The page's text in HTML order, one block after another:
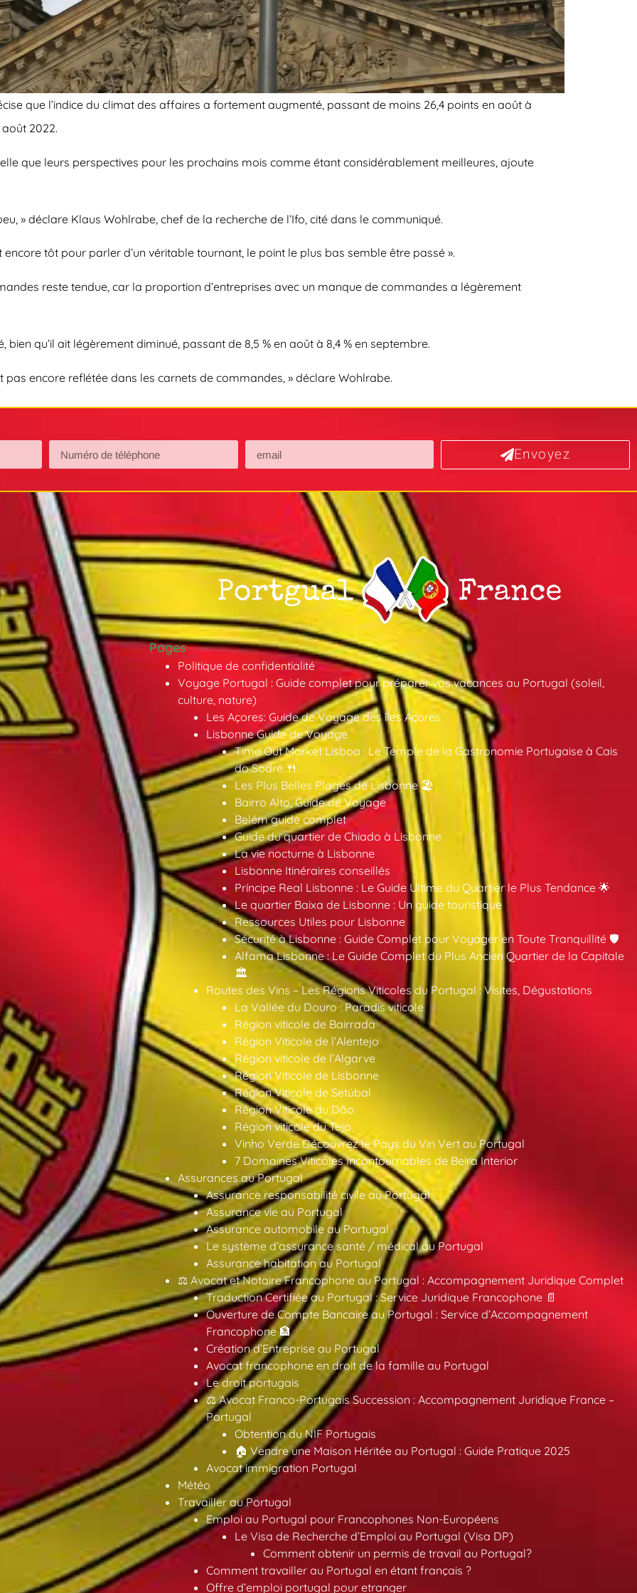
que l’indice du climat des affaires a fortement augmenté, passant de moins 26,4 points en août à
2022.
que leurs perspectives pour les prochains mois comme étant considérablement meilleures, ajoute
» déclare Klaus Wohlrabe, chef de la recherche de l’Ifo, cité dans le communiqué.
tôt pour parler d’un véritable tournant, le point le plus bas semble être passé ».
reste tendue, car la proportion d’entreprises avec un manque de commandes a légèrement
qu’il ait légèrement diminué, passant de 8,5 % en août à 8,4 % en septembre.
pas encore reflétée dans les carnets de commandes, » déclare Wohlrabe.
Envoyez
Pages
Politique de confidentialité
Voyage Portugal : Guide complet pour préparer vos vacances au Portugal (soleil,
culture, nature)
Les Açores: Guide de Voyage des îles Açores
Lisbonne Guide de Voyage
Time Out Market Lisboa : Le Temple de la Gastronomie Portugaise à Cais
do Sodré 🍴
Les Plus Belles Plages de Lisbonne 🏖️
Bairro Alto, Guide de Voyage
Belém guide complet
Guide du quartier de Chiado à Lisbonne
La vie nocturne à Lisbonne
Lisbonne Itinéraires conseillés
Príncipe Real Lisbonne : Le Guide Ultime du Quartier le Plus Tendance 🌟
Le quartier Baixa de Lisbonne : Un guide touristique
Ressources Utiles pour Lisbonne
Sécurité à Lisbonne : Guide Complet pour Voyager en Toute Tranquillité 🛡️
Alfama Lisbonne : Le Guide Complet du Plus Ancien Quartier de la Capitale
🏛️
Routes des Vins – Les Régions Viticoles du Portugal : Visites, Dégustations
La Vallée du Douro : Paradis viticole
Région viticole de Bairrada
Région Viticole de l’Alentejo
Région viticole de l’Algarve
Région Viticole de Lisbonne
Région Viticole de Setúbal
Région Viticole du Dão
Région viticole du Tejo
Vinho Verde Découvrez le Pays du Vin Vert au Portugal
7 Domaines Viticoles Incontournables de Beira Interior
Assurances au Portugal
Assurance responsabilité civile au Portugal
Assurance vie au Portugal
Assurance automobile au Portugal
Le système d’assurance santé / médical au Portugal
Assurance habitation au Portugal
⚖️ Avocat et Notaire Francophone au Portugal : Accompagnement Juridique Complet
Traduction Certifiée au Portugal : Service Juridique Francophone 📄
Ouverture de Compte Bancaire au Portugal : Service d’Accompagnement
Francophone 🏦
Création d’Entreprise au Portugal
Avocat francophone en droit de la famille au Portugal
Le droit portugais
⚖️ Avocat Franco-Portugais Succession : Accompagnement Juridique France –
Portugal
Obtention du NIF Portugais
🏠 Vendre une Maison Héritée au Portugal : Guide Pratique 2025
Avocat immigration Portugal
Météo
Travailler au Portugal
Emploi au Portugal pour Francophones Non-Européens
Le Visa de Recherche d’Emploi au Portugal (Visa DP)
Comment obtenir un permis de travail au Portugal?
Comment travailler au Portugal en étant français ?
Offre d’emploi portugal pour etranger